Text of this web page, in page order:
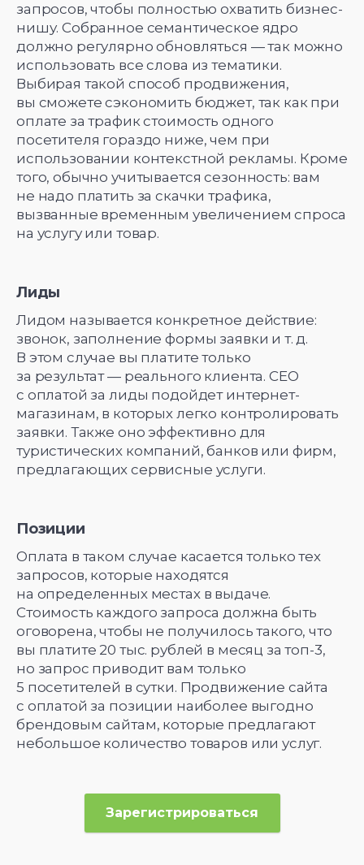
запросов, чтобы полностью охватить бизнес-
нишу. Собранное семантическое ядро
должно регулярно обновляться — так можно
использовать все слова из тематики.
Выбирая такой способ продвижения,
вы сможете сэкономить бюджет, так как при
оплате за трафик стоимость одного
посетителя гораздо ниже, чем при
использовании контекстной рекламы. Кроме
того, обычно учитывается сезонность: вам
не надо платить за скачки трафика,
вызванные временным увеличением спроса
на услугу или товар.
Лиды
Лидом называется конкретное действие:
звонок, заполнение формы заявки и т. д.
В этом случае вы платите только
за результат — реального клиента. СЕО
с оплатой за лиды подойдет интернет-
магазинам, в которых легко контролировать
заявки. Также оно эффективно для
туристических компаний, банков или фирм,
предлагающих сервисные услуги.
Позиции
Оплата в таком случае касается только тех
запросов, которые находятся
на определенных местах в выдаче.
Стоимость каждого запроса должна быть
оговорена, чтобы не получилось такого, что
вы платите 20 тыс. рублей в месяц за топ-3,
но запрос приводит вам только
5 посетителей в сутки. Продвижение сайта
с оплатой за позиции наиболее выгодно
брендовым сайтам, которые предлагают
небольшое количество товаров или услуг.
Зарегистрироваться